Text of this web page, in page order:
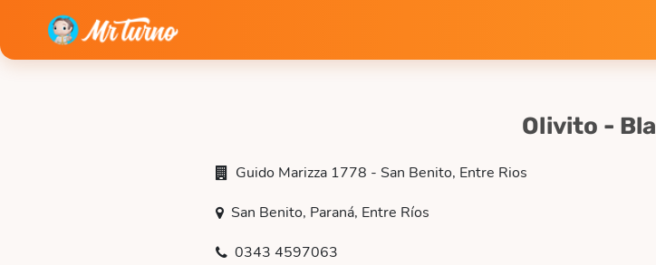
Olivito -
Guido Marizza 1778 - San Benito, Entre Rios
San Benito, Paraná, Entre Ríos
0343 4597063